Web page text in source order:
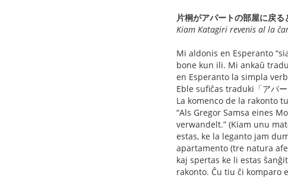
片桐がアパートの部屋に戻る
Kiam Katagiri revenis al la
Mi aldonis en Esperanto
bone kun ili. Mi ankaŭ
en Esperanto la simpla
Eble sufiĉas traduki「アパ
La komenco de la rakonto
“Als Gregor Samsa eines
verwandelt.” (Kiam unu
estas, ke la leganto jam
apartamento (tre natura
kaj spertas ke li estas
rakonto. Ĉu tiu ĉi komparo